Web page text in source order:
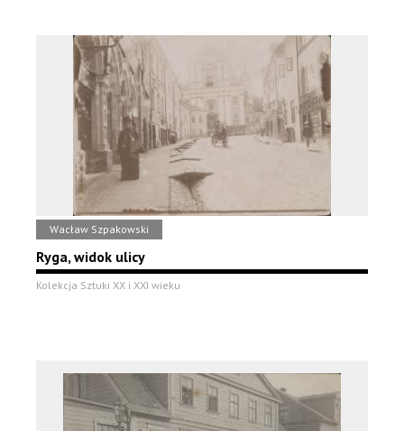
Wacław Szpakowski
Ryga, widok ulicy
Kolekcja Sztuki XX i XXI wieku